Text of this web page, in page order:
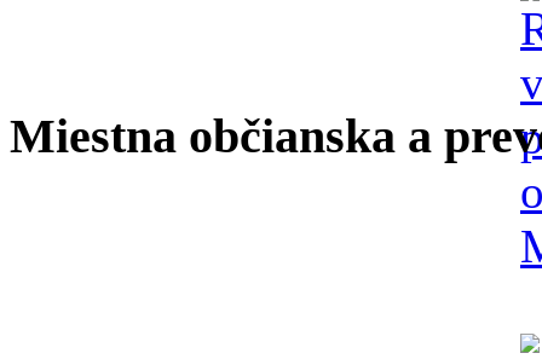
Miestna občianska a